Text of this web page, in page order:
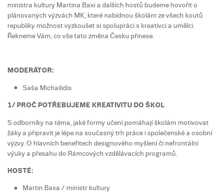
ministra kultury Martina Baxi a dalších hostů budeme hovořit o
plánovaných výzvách MK, které nabídnou školám ze všech koutů
republiky možnost vyzkoušet si spolupráci s kreativci a umělci.
Řekneme Vám, co vše tato změna Česku přinese.
MODERÁTOR:
Saša Michailidis
1/ PROČ POTŘEBUJEME KREATIVITU DO ŠKOL
S odborníky na téma, jaké formy učení pomáhají školám motivovat
žáky a připravit je lépe na současný trh práce i společenské a osobní
výzvy. O hlavních benefitech designového myšlení či nefrontální
výuky a přesahu do Rámcových vzdělávacích programů.
HOSTÉ:
Martin Baxa / ministr kultury